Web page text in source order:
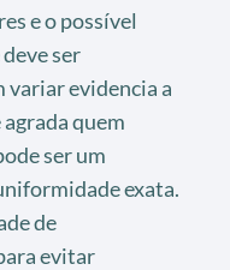
e o possível
ser
variar evidencia a
quem
ser um
exata.
de
evitar